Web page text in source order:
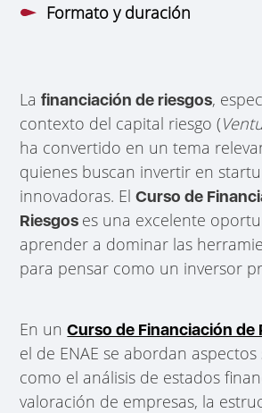
Formato y duración
Lafinanciación de riesgos,
contexto del capital riesgo (
ha convertido en un tema
quienes buscan invertir en
innovadoras. ElCurso de
Riesgos es una excelente
aprender a dominar las
para pensar como un inversor
En unCurso de Financiación de
el de ENAE se abordan aspectos
como el análisis de estados
valoración de empresas, la